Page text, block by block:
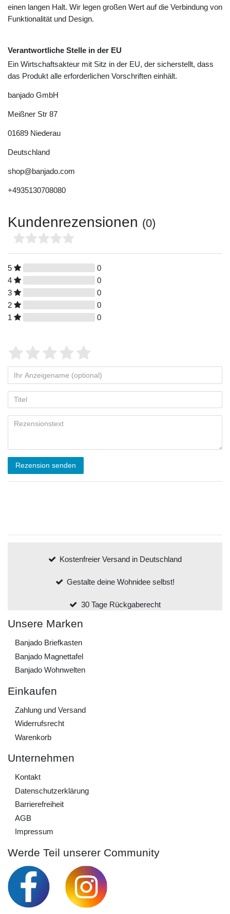
einen langen Halt. Wir legen großen Wert auf die Verbindung von
Funktionalität und Design.
Verantwortliche Stelle in der EU
Ein Wirtschaftsakteur mit Sitz in der EU, der sicherstellt, dass
das Produkt alle erforderlichen Vorschriften einhält.
banjado GmbH
Meißner Str 87
01689 Niederau
Deutschland
shop@banjado.com
+4935130708080
Kundenrezensionen (0)
5
0
4
0
3
0
2
0
1
0
Rezension senden
Kostenfreier Versand in Deutschland
Gestalte deine Wohnidee selbst!
30 Tage Rückgaberecht
Unsere Marken
Banjado Briefkasten
Banjado Magnettafel
Banjado Wohnwelten
Einkaufen
Zahlung und Versand
Widerrufs­recht
Warenkorb
Unternehmen
Kontakt
Daten­schutz­erklärung
Barrierefreiheit
AGB
Impressum
Werde Teil unserer Community